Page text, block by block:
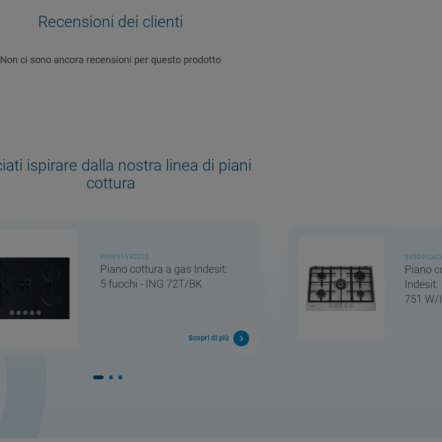
Recensioni dei clienti
Non ci sono ancora recensioni per questo prodotto
ispirare dalla nostra linea di piani
cottura
869991590220
Piano cottura a gas Indesit:
5 fuochi - ING 72T/BK
Scopri di più
Piano
Indesit:
751 W/